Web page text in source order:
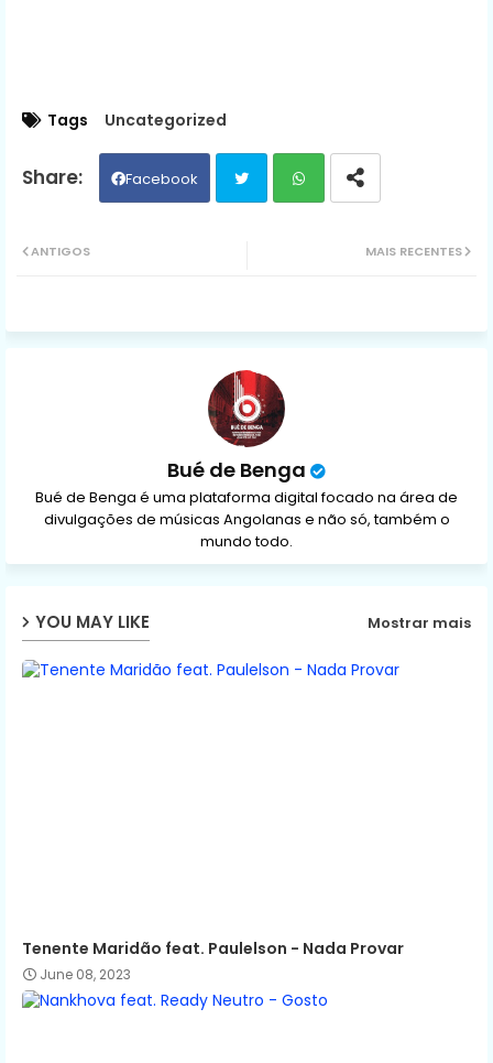
Tags Uncategorized
Facebook
ap
MAIS RECENTES
ANTIGOS
Bué de Benga
Bué de Benga é uma plataforma digital focado na área de
divulgações de músicas Angolanas e não só, também o
mundo todo.
YOU MAY LIKE Mostrar mais
Tenente Maridão feat. Paulelson - Nada Provar
June 08, 2023